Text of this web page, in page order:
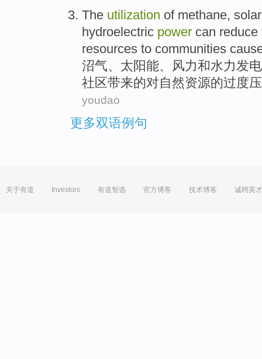
The utilization of methane,
hydroelectric power can reduce
resources to communities
沼气、 太阳能、 风力和水力发电
社区带来的对自然资源的过度
youdao
更多双语例句
关于有道 Investors 有道智选 官方博客 技术博客 诚聘英才